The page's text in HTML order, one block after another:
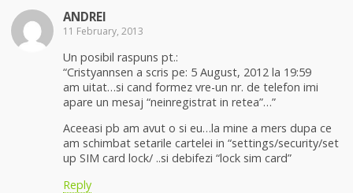
ANDREI
11 February, 2013
Un posibil raspuns pt.:
“Cristyannsen a scris pe: 5 August, 2012 la 19:59
am uitat…si cand formez vre-un nr. de telefon imi
apare un mesaj “neinregistrat in retea”…”
Aceeasi pb am avut o si eu…la mine a mers dupa ce
am schimbat setarile cartelei in “settings/security/set
up SIM card lock/ ..si debifezi “lock sim card”
Reply